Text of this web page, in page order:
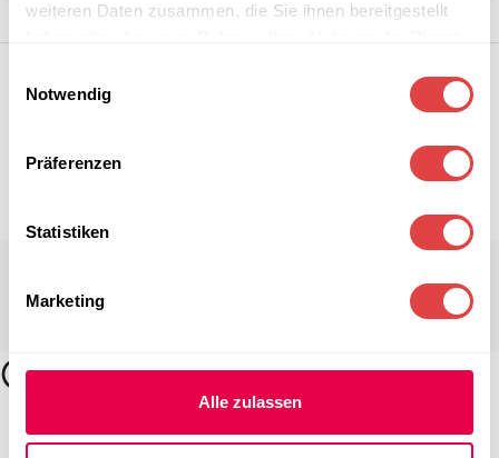
weiteren Daten zusammen, die Sie ihnen bereitgestellt
Notwendig
Präferenzen
Statistiken
Marketing
Alle zulassen